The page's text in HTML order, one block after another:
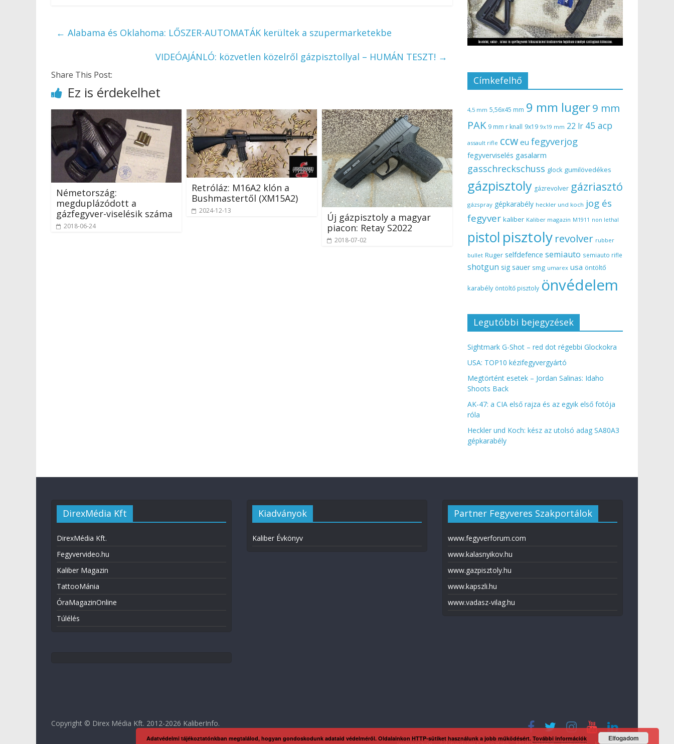
← Alabama és Oklahoma: LŐSZER-AUTOMATÁK kerültek a szupermarketekbe
VIDEÓAJÁNLÓ: közvetlen közelről gázpisztollyal – HUMÁN TESZT! →
Share This Post:
Ez is érdekelhet
Németország:
megduplázódott a
gázfegyver-viselésik száma
2018-06-24
Retróláz: M16A2 klón a
Bushmastertől (XM15A2)
2024-12-13
Új gázpisztoly a magyar
piacon: Retay S2022
2018-07-02
Címkefelhő
4,5 mm 5,56x45 mm 9 mm luger9 mm
PAK 9 mm r knall 9x19 9x19 mm 22 lr 45 acp
assault rifle ccw eu fegyverjog
fegyverviselés gasalarm
gasschreckschuss glock gumilövedékes
gázpisztoly gázrevolver gázriasztó
gázspray gépkarabély heckler und koch jog és
fegyver kaliber Kaliber magazin M1911 non lethal
pistol pisztoly revolver rubber
bullet Ruger selfdefence semiauto semiauto rifle
shotgun sig sauer smg umarex usa öntöltő
karabély öntöltő pisztoly önvédelem
Legutóbbi bejegyzések
Sightmark G-Shot – red dot régebbi Glockokra
USA: TOP10 kézifegyvergyártó
Megtörtént esetek – Jordan Salinas: Idaho
Shoots Back
AK-47: a CIA első rajza és az egyik első fotója
róla
Heckler und Koch: kész az utolsó adag SA80A3
gépkarabély
DirexMédia Kft
DirexMédia Kft.
Fegyvervideo.hu
Kaliber Magazin
TattooMánia
ÓraMagazinOnline
Túlélés
Kiadványok
Kaliber Évkönyv
Partner Fegyveres Szakportálok
www.fegyverforum.com
www.kalasnyikov.hu
www.gazpisztoly.hu
www.kapszli.hu
www.vadasz-vilag.hu
Copyright © Direx Média Kft. 2012-2026 KaliberInfo.
Adatvédelmi tájékoztatónkban megtalálod, hogyan gondoskodunk adataid védelméről. Oldalainkon HTTP-sütiket használunk a jobb működésért. További információk Elfogadom